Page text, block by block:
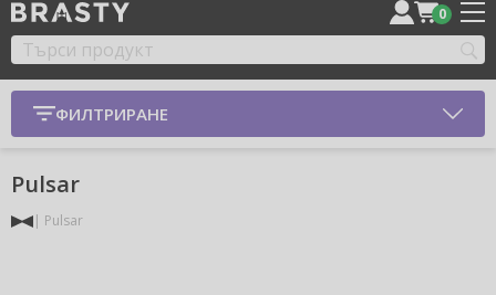
0
ФИЛТРИРАНЕ
Pulsar
Pulsar